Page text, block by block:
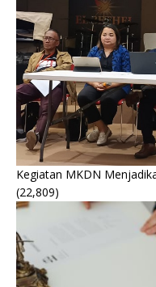
Kegiatan MKDN
(22,809)